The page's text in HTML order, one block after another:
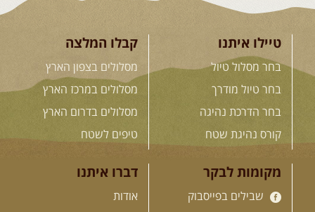
בין רכס הקווקז הנמוך לגבוה, בין נהרות
שוצפים למעברי הרים ...
לכל המסעות בעולם
. הדרכות נהיגה .
21.08.2026 שישי- קורס נהיגת
טיילו איתנו
בחר מסלול טיול
בחר טיול מודרך
בחר הדרכת נהיגה
קורס נהיגת שטח
קבלו המלצה
מסלולים בצפון הארץ
מסלולים במרכז הארץ
מסלולים בדרום הארץ
טיפים לשטח
מקומות לבקר
שבילים בפייסבוק
דברו איתנו
אודות